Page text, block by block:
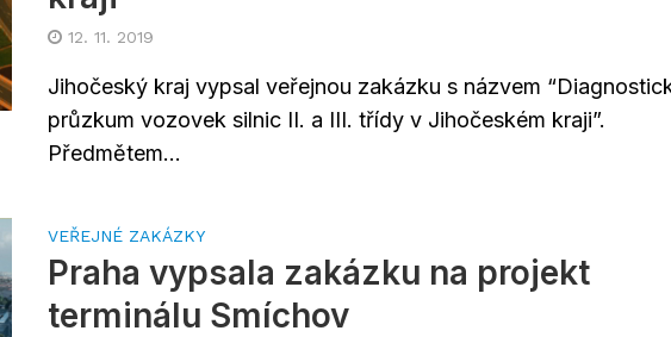
12. 11. 2019
Jihočeský kraj vypsal veřejnou zakázku s názvem
průzkum vozovek silnic II. a III. třídy v Jihočeském kraji”.
Předmětem...
VEŘEJNÉ ZAKÁZKY
Praha vypsala zakázku na projekt
terminálu Smíchov